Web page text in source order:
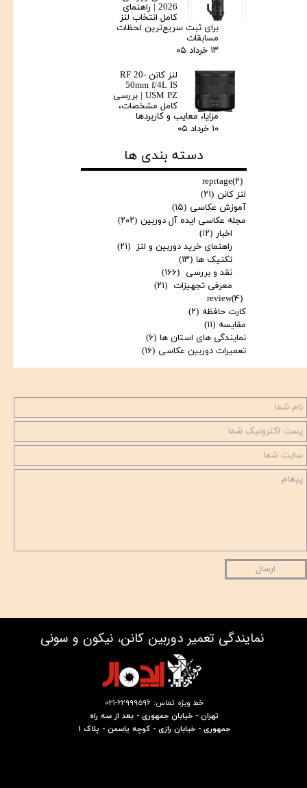
★★
ارسال
2026 | راهنمای
کامل انتخاب لنز
برای ثبت سریع‌ترین لحظات
مسابقات
۱۳ خرداد ۰۵
لنز کانن RF 20-
50mm f/4L IS
USM PZ | بررسی
کامل مشخصات،
مزایا، معایب و کاربردها
۱۰ خرداد ۰۵
دسته بندی ها
reprtage(۲)
لنز کانن (۲۱)
آموزش عکاسی (۱۵)
مجله عکاسی ایده آل دوربین (۲۰۲)
اخبار (۱۲)
راهنمای خرید دوربین و لنز (۲۱)
تکنیک ها (۱۳)
نقد و بررسی (۱۶۶)
معرفی تجهیزات (۲۱)
review(۴)
کارت حافظه (۲)
مقایسه (۱۱)
نمایندگی های استان ها (۶)
تعمیرات دوربین عکاسی (۱۶)
نمایندگی تعمیر دوربین کانن، نیکون و سونی
خط ویژه تماس: 62999596-021
تهران - خیابان جمهوری - بعد از سه راه
جمهوری - خیابان رازی - کوچه یاسمن - پلاک 1